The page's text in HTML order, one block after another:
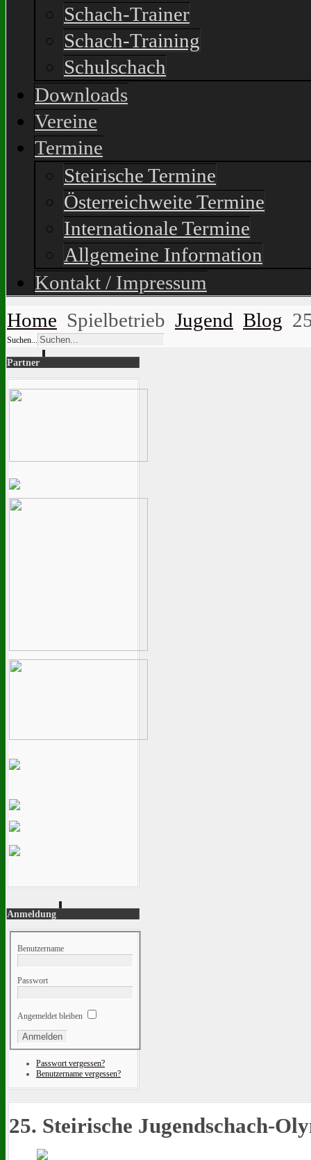
Schach-Trainer
Schach-Training
Schulschach
Downloads
Vereine
Termine
Steirische Termine
Österreichweite Termine
Internationale Termine
Allgemeine Information
Kontakt / Impressum
Home Spielbetrieb Jugend Blog
Suchen...
Partner
Anmeldung
Benutzername
Passwort
Angemeldet bleiben
Passwort vergessen?
Benutzername vergessen?
25. Steirische Jugendschach-